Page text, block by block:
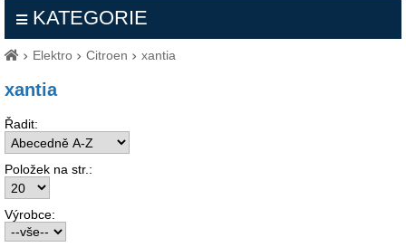
KATEGORIE
Elektro Citroen xantia
xantia
Řadit:
Položek na str.:
Výrobce: